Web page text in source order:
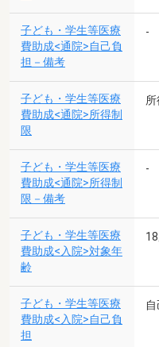
子ども・学生等医療
費助成<通院>自己負
担－備考
-
子ども・学生等医療
費助成<通院>所得制
限
子ども・学生等医療
費助成<通院>所得制
限－備考
-
子ども・学生等医療
費助成<入院>対象年
齢
子ども・学生等医療
費助成<入院>自己負
担